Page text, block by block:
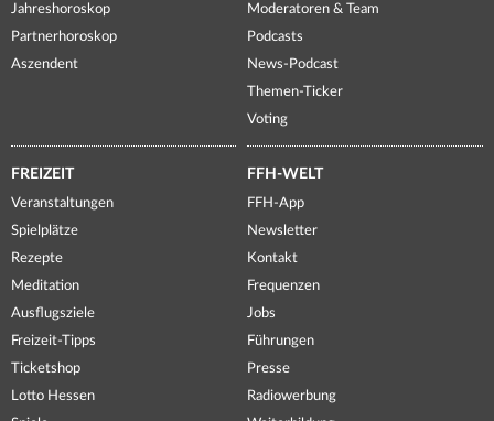
Jahreshoroskop
Partnerhoroskop
Aszendent
Moderatoren & Team
Podcasts
News-Podcast
Themen-Ticker
Voting
FREIZEIT
Veranstaltungen
Spielplätze
Rezepte
Meditation
Ausflugsziele
Freizeit-Tipps
Ticketshop
Lotto Hessen
FFH-WELT
FFH-App
Newsletter
Kontakt
Frequenzen
Jobs
Führungen
Presse
Radiowerbung